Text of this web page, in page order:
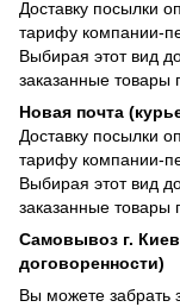
Доставку посылки
тарифу компании-
Выбирая этот вид
заказанные товары
Новая почта
Доставку посылки
тарифу компании-
Выбирая этот вид
заказанные товары
Самовывоз г.
договоренности)
Вы можете забрать